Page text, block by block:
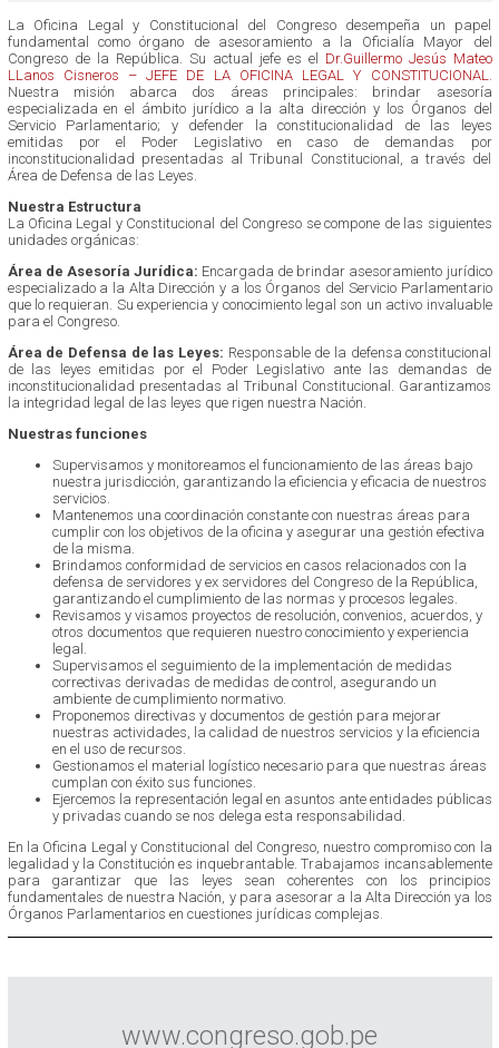
La Oficina Legal y Constitucional del Congreso desempeña un papel
fundamental como órgano de asesoramiento a la Oficialía Mayor del
Congreso de la República. Su actual jefe es el Dr.Guillermo Jesús Mateo
LLanos Cisneros – JEFE DE LA OFICINA LEGAL Y CONSTITUCIONAL.
Nuestra misión abarca dos áreas principales: brindar asesoría
especializada en el ámbito jurídico a la alta dirección y los Órganos del
Servicio Parlamentario; y defender la constitucionalidad de las leyes
emitidas por el Poder Legislativo en caso de demandas por
inconstitucionalidad presentadas al Tribunal Constitucional, a través del
Área de Defensa de las Leyes.
Nuestra Estructura
La Oficina Legal y Constitucional del Congreso se compone de las siguientes
unidades orgánicas:
Área de Asesoría Jurídica: Encargada de brindar asesoramiento jurídico
especializado a la Alta Dirección y a los Órganos del Servicio Parlamentario
que lo requieran. Su experiencia y conocimiento legal son un activo invaluable
para el Congreso.
Área de Defensa de las Leyes: Responsable de la defensa constitucional
de las leyes emitidas por el Poder Legislativo ante las demandas de
inconstitucionalidad presentadas al Tribunal Constitucional. Garantizamos
la integridad legal de las leyes que rigen nuestra Nación.
Nuestras funciones
Supervisamos y monitoreamos el funcionamiento de las áreas bajo
nuestra jurisdicción, garantizando la eficiencia y eficacia de nuestros
servicios.
Mantenemos una coordinación constante con nuestras áreas para
cumplir con los objetivos de la oficina y asegurar una gestión efectiva
de la misma.
Brindamos conformidad de servicios en casos relacionados con la
defensa de servidores y ex servidores del Congreso de la República,
garantizando el cumplimiento de las normas y procesos legales.
Revisamos y visamos proyectos de resolución, convenios, acuerdos, y
otros documentos que requieren nuestro conocimiento y experiencia
legal.
Supervisamos el seguimiento de la implementación de medidas
correctivas derivadas de medidas de control, asegurando un
ambiente de cumplimiento normativo.
Proponemos directivas y documentos de gestión para mejorar
nuestras actividades, la calidad de nuestros servicios y la eficiencia
en el uso de recursos.
Gestionamos el material logístico necesario para que nuestras áreas
cumplan con éxito sus funciones.
Ejercemos la representación legal en asuntos ante entidades públicas
y privadas cuando se nos delega esta responsabilidad.
En la Oficina Legal y Constitucional del Congreso, nuestro compromiso con la
legalidad y la Constitución es inquebrantable. Trabajamos incansablemente
para garantizar que las leyes sean coherentes con los principios
fundamentales de nuestra Nación, y para asesorar a la Alta Dirección ya los
Órganos Parlamentarios en cuestiones jurídicas complejas.
www.congreso.gob.pe